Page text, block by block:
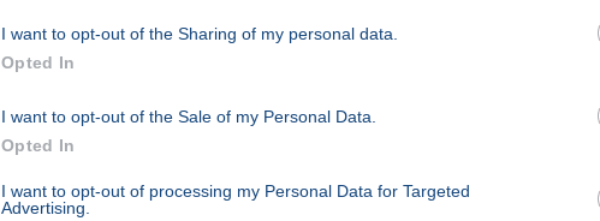
I want to opt-out of the Sharing of my personal data.
Opted In
I want to opt-out of the Sale of my Personal Data.
Opted In
I want to opt-out of processing my Personal Data for Targeted
Advertising.